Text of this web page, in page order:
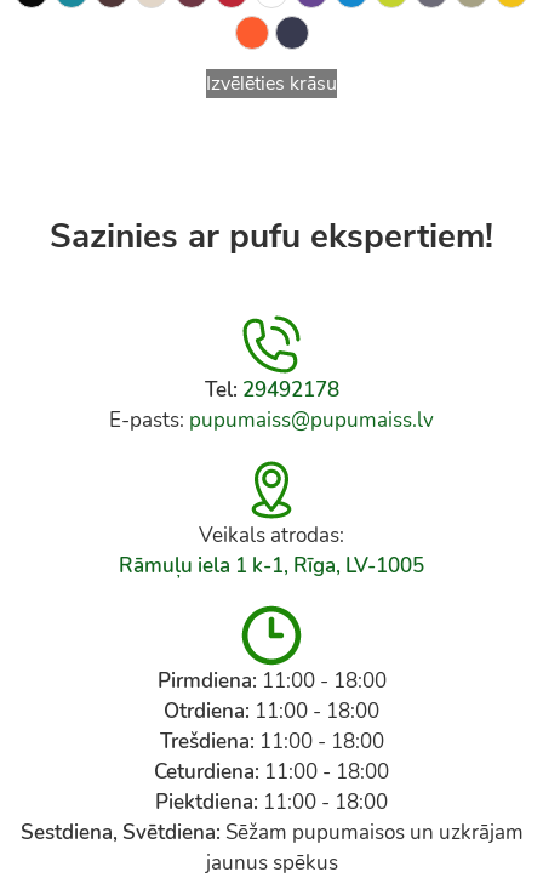
Izvēlēties krāsu
Sazinies ar pufu ekspertiem!
Tel: 29492178
E-pasts: pupumaiss@pupumaiss.lv
Veikals atrodas:
Rāmuļu iela 1 k-1, Rīga, LV-1005
Pirmdiena: 11:00 - 18:00
Otrdiena: 11:00 - 18:00
Trešdiena: 11:00 - 18:00
Ceturdiena: 11:00 - 18:00
Piektdiena: 11:00 - 18:00
Sestdiena, Svētdiena: Sēžam pupumaisos un uzkrājam
jaunus spēkus